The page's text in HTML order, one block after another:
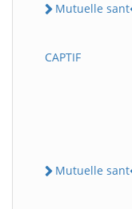
Mutuelle
CAPTIF
Mutuelle